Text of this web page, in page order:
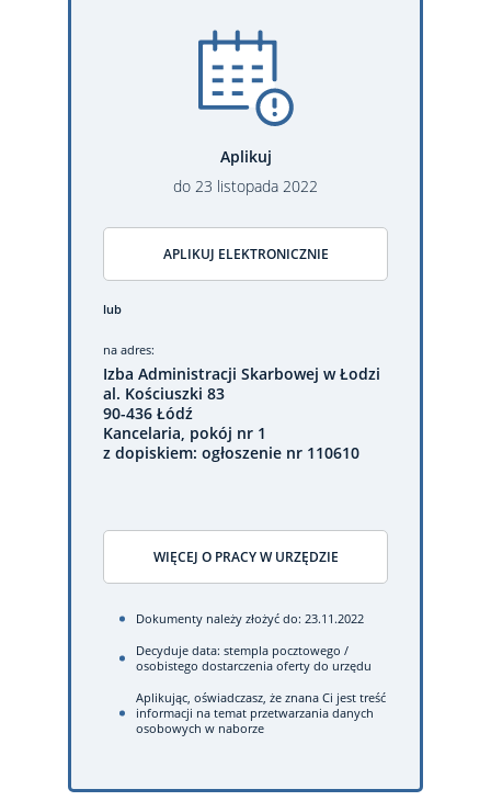
Aplikuj
do 23 listopada 2022
APLIKUJ ELEKTRONICZNIE
lub
na adres:
Izba Administracji Skarbowej w Łodzi
al. Kościuszki 83
90-436 Łódź
Kancelaria, pokój nr 1
z dopiskiem: ogłoszenie nr 110610
WIĘCEJ O PRACY W URZĘDZIE
Dokumenty należy złożyć do: 23.11.2022
Decyduje data: stempla pocztowego /
osobistego dostarczenia oferty do urzędu
Aplikując, oświadczasz, że znana Ci jest treść
informacji na temat przetwarzania danych
osobowych w naborze